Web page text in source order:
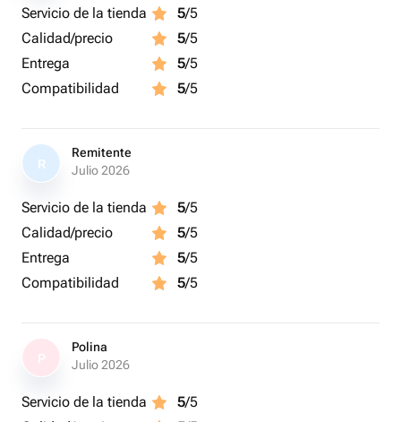
Servicio de la tienda 5/5
Calidad/precio
5/5
Entrega
5/5
Compatibilidad
5/5
R
Remitente
Julio 2026
Servicio de la tienda 5/5
Calidad/precio
5/5
Entrega
5/5
Compatibilidad
5/5
Polina
Julio 2026
Servicio de la tienda 5/5